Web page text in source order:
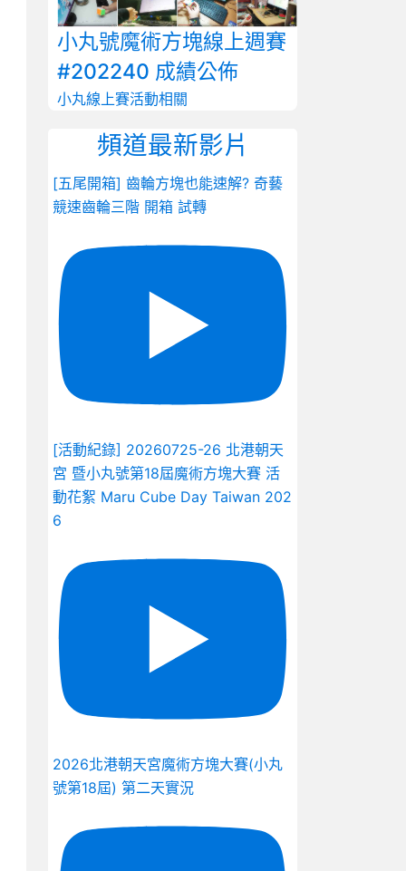
小丸號魔術方塊線上週賽
#202240 成績公佈
小丸線上賽活動相關
頻道最新影片
[五尾開箱] 齒輪方塊也能速解? 奇藝
競速齒輪三階 開箱 試轉
[活動紀錄] 20260725-26 北港朝天
宮 暨小丸號第18屆魔術方塊大賽 活
動花絮 Maru Cube Day Taiwan 202
6
2026北港朝天宮魔術方塊大賽(小丸
號第18屆) 第二天實況